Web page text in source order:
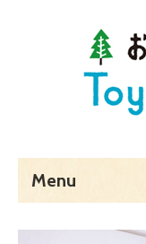
Menu
ホーム